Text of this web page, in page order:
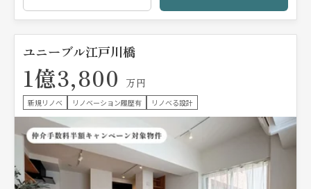
ユニーブル江戸川橋
1億3,800 万円
新規リノベ リノベーション履歴有 リノベる設計